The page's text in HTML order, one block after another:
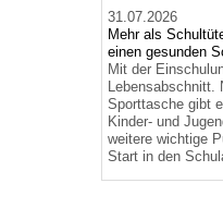
31.07.2026
Mehr als
einen gesunden
Mit der
Lebensabschnitt.
Sporttasche gibt
Kinder- und
weitere wichtige
Start in den